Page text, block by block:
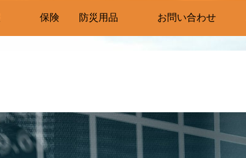
保険 防災用品 お問い合わせ